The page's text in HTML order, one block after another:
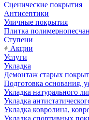
Сценические покрытия
Антисептики
Уличные покрытия
Плитка
Ступени
Акции
Услуги
Укладка
Демонтаж старых
Подготовка основания,
Укладка натурального
Укладка
Укладка ковролина,
Укладка спортивных